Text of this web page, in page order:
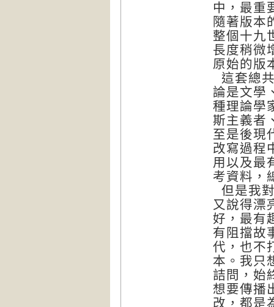
中，最重
隨著版本
整個十九
長度稍微
原始的版
這套總
論是文學
種理論學
斯主義者
至是後現
改寫過程
用以及最
考資料，
但是我
又說得漂
好，最有
有阻擋故
代，也不
本。我只
詰問，始
想要傳播
改，都是